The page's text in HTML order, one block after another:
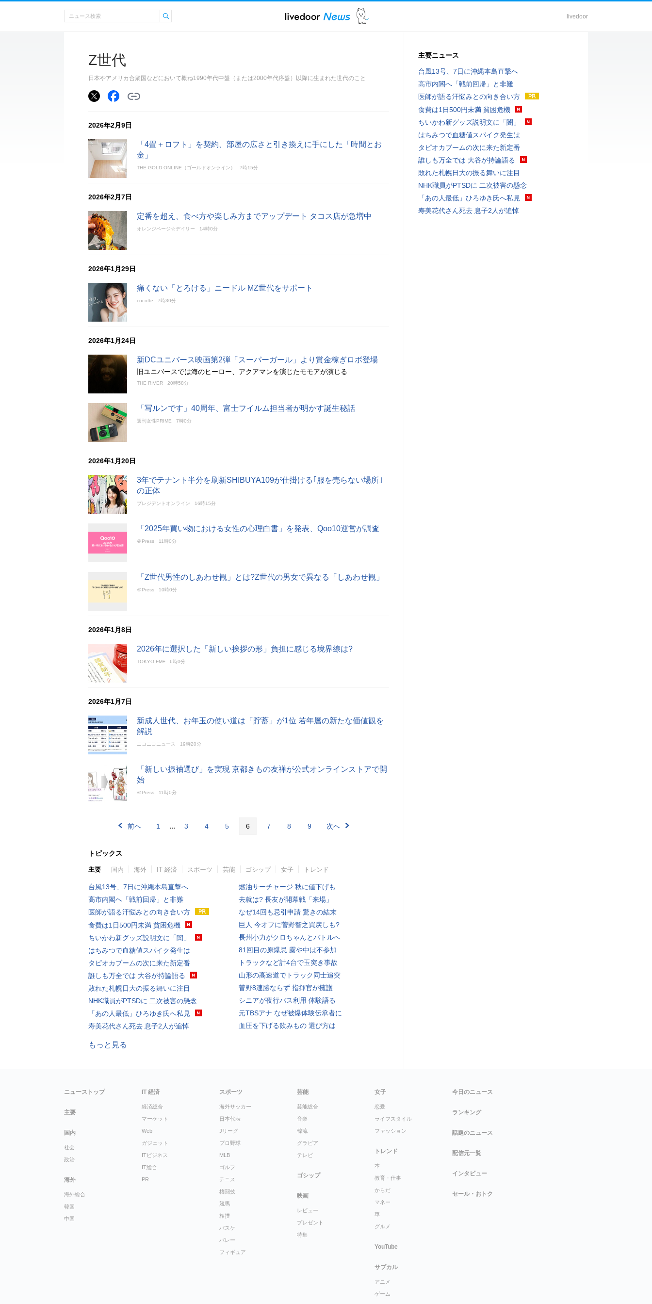
livedoor
Z世代
日本やアメリカ合衆国などにおいて概ね1990年代中盤（または2000年代序盤）以降に生まれた世代のこと
2026年2月9日
「4畳＋ロフト」を契約、部屋の広さと引き換えに手にした「時間とお
金」
THE GOLD ONLINE（ゴールドオンライン） 7時15分
2026年2月7日
定番を超え、食べ方や楽しみ方までアップデート タコス店が急増中
オレンジページ☆デイリー 14時0分
2026年1月29日
痛くない「とろける」ニードル MZ世代をサポート
cocotte 7時30分
2026年1月24日
新DCユニバース映画第2弾「スーパーガール」より賞金稼ぎロボ登場
旧ユニバースでは海のヒーロー、アクアマンを演じたモモアが演じる
THE RIVER 20時58分
「写ルンです」40周年、富士フイルム担当者が明かす誕生秘話
週刊女性PRIME 7時0分
2026年1月20日
3年でテナント半分を刷新SHIBUYA109が仕掛ける｢服を売らない場所｣
の正体
プレジデントオンライン 16時15分
「2025年買い物における女性の心理白書」を発表、Qoo10運営が調査
＠Press 11時0分
「Z世代男性のしあわせ観」とは?Z世代の男女で異なる「しあわせ観」
＠Press 10時0分
2026年1月8日
2026年に選択した「新しい挨拶の形」負担に感じる境界線は?
TOKYO FM+ 6時0分
2026年1月7日
新成人世代、お年玉の使い道は「貯蓄」が1位 若年層の新たな価値観を
解説
ニコニコニュース 19時20分
「新しい振袖選び」を実現 京都きもの友禅が公式オンラインストアで開
始
＠Press 11時0分
前へ 1 ... 3 4 5 6 7 8 9 次へ
トピックス
主要 国内 海外 IT 経済 スポーツ 芸能 ゴシップ 女子 トレンド
台風13号、7日に沖縄本島直撃へ
高市内閣へ「戦前回帰」と非難
医師が語る汗悩みとの向き合い方
食費は1日500円未満 貧困危機
ちいかわ新グッズ説明文に「闇」
はちみつで血糖値スパイク発生は
タピオカブームの次に来た新定番
誰しも万全では 大谷が持論語る
敗れた札幌日大の振る舞いに注目
NHK職員がPTSDに 二次被害の懸念
「あの人最低」ひろゆき氏へ私見
寿美花代さん死去 息子2人が追悼
燃油サーチャージ 秋に値下げも
去就は? 長友が開幕戦「来場」
なぜ14回も忌引申請 驚きの結末
巨人 今オフに菅野智之買戻しも?
長州小力がクロちゃんとバトルへ
81回目の原爆忌 露や中は不参加
トラックなど計4台で玉突き事故
山形の高速道でトラック同士追突
菅野8連勝ならず 指揮官が擁護
シニアが夜行バス利用 体験語る
元TBSアナ なぜ被爆体験伝承者に
血圧を下げる飲みもの 選び方は
もっと見る
主要ニュース
台風13号、7日に沖縄本島直撃へ
高市内閣へ「戦前回帰」と非難
医師が語る汗悩みとの向き合い方
食費は1日500円未満 貧困危機
ちいかわ新グッズ説明文に「闇」
はちみつで血糖値スパイク発生は
タピオカブームの次に来た新定番
誰しも万全では 大谷が持論語る
敗れた札幌日大の振る舞いに注目
NHK職員がPTSDに 二次被害の懸念
「あの人最低」ひろゆき氏へ私見
寿美花代さん死去 息子2人が追悼
ニューストップ
主要
国内
社会
政治
海外
海外総合
韓国
中国
IT 経済
経済総合
マーケット
Web
ガジェット
ITビジネス
IT総合
PR
スポーツ
海外サッカー
日本代表
Jリーグ
プロ野球
MLB
ゴルフ
テニス
格闘技
競馬
相撲
バスケ
バレー
フィギュア
芸能
芸能総合
音楽
韓流
グラビア
テレビ
ゴシップ
映画
レビュー
プレゼント
特集
女子
恋愛
ライフスタイル
ファッション
トレンド
本
教育・仕事
からだ
マネー
車
グルメ
YouTube
サブカル
アニメ
ゲーム
今日のニュース
ランキング
話題のニュース
配信元一覧
インタビュー
セール・おトク